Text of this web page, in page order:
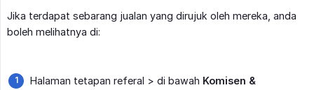
Jika terdapat sebarang jualan yang dirujuk oleh mereka, anda
boleh melihatnya di:
Halaman tetapan referal > di bawah Komisen &